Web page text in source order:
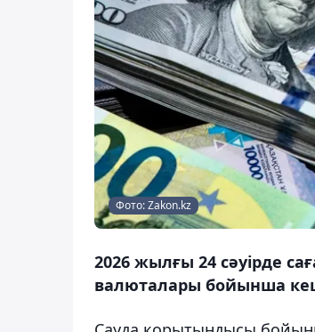
Фото: Zakon.kz
2026 жылғы 24 сәуірде
валюталары бойынша